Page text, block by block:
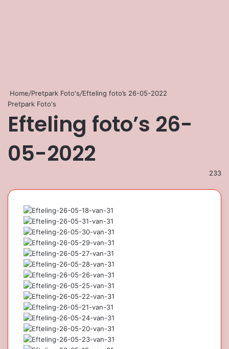
Home/Pretpark Foto's/Efteling foto’s 26-05-2022
Pretpark Foto's
Efteling foto’s 26-
05-2022
233